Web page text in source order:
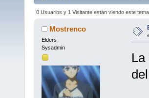
0 Usuarios y 1 Visitante están viendo este tema.
Mostrenco
Elders
Sysadmin